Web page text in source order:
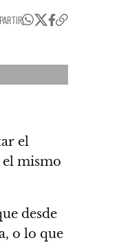
el
el mismo
desde
o lo que